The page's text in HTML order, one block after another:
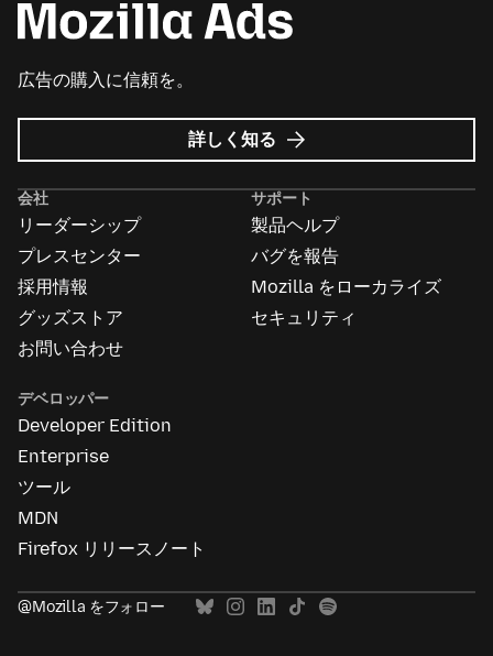
広告の購入に信頼を。
Mozilla
広
詳しく知る
会社
リーダーシップ
プレスセンター
採用情報
グッズストア
お問い合わせ
サポート
製品ヘルプ
バグを報告
Mozilla をローカライズ
セキュリティ
デベロッパー
Developer Edition
Enterprise
ツール
MDN
Firefox リリースノート
@Mozilla をフォロー